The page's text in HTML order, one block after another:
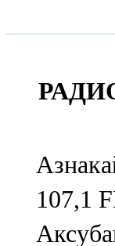
107,1